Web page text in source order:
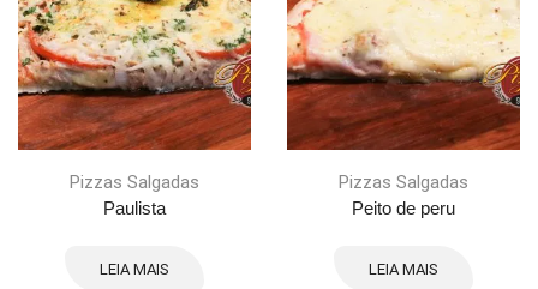
Pizzas Salgadas
Paulista
LEIA MAIS
Pizzas Salgadas
Peito de peru
LEIA MAIS